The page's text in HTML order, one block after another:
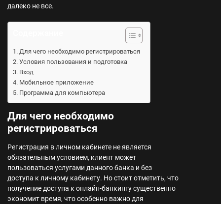
далеко не все.
Для чего необходимо регистрироваться
Условия пользования и подготовка
Вход
Мобильное приложение
Программа для компьютера
Для чего необходимо
регистрироваться
Регистрация в личном кабинете не является
обязательным условием, клиент может
пользоваться услугами данного банка и без
доступа к личному кабинету. Но стоит отметить, что
получение доступа к онлайн-банкингу существенно
экономит время, что особенно важно для